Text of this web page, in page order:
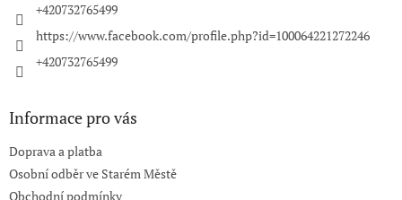
+420732765499
https://www.facebook.com/profile.php?id=100064221272246
+420732765499
Informace pro vás
Doprava a platba
Osobní odběr ve Starém Městě
Obchodní podmínky